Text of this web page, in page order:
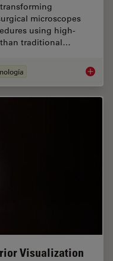
microscopes
using high-
traditional…
4 Key
Visualization